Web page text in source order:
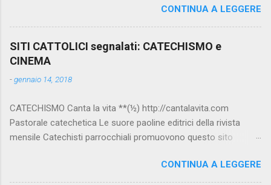
CONTINUA A LEGGERE
SITI CATTOLICI segnalati: CATECHISMO e
CINEMA
-gennaio 14, 2018
CATECHISMO Canta la vita **(½) http://cantalavita.com
Pastorale catechetica Le suore paoline editrici della rivista
mensile Catechisti parrocchiali promuovono questo sito
www.facebook.com/PaolineGiovanieVangelo/ Carimo **
CONTINUA A LEGGERE